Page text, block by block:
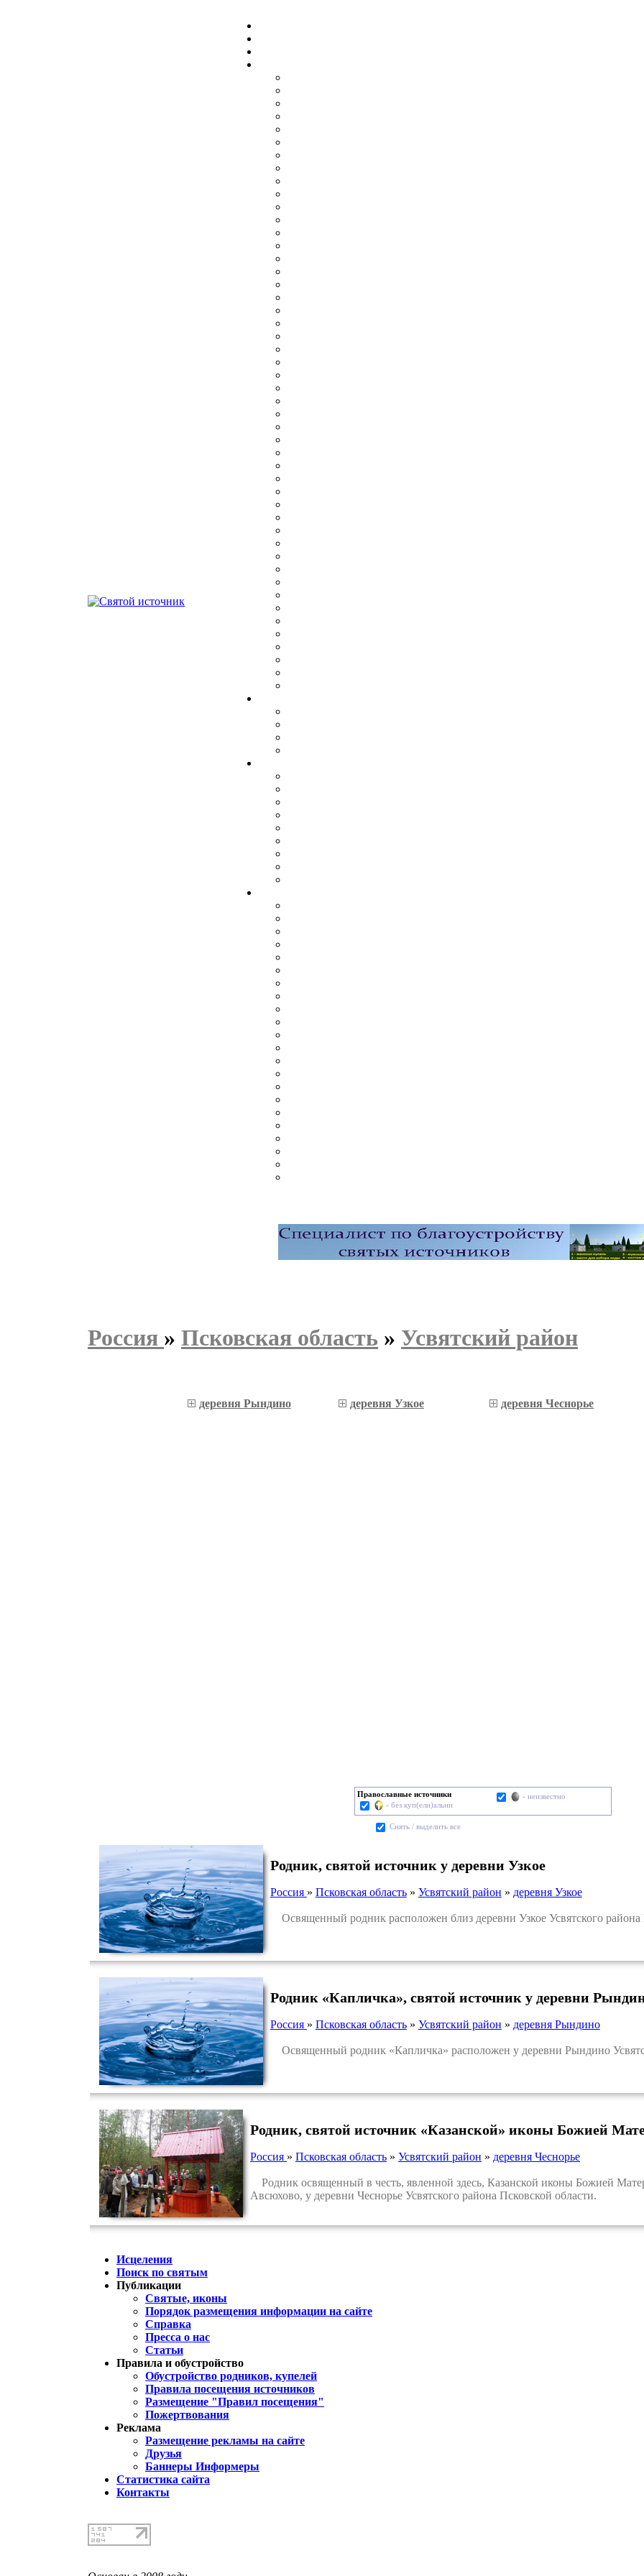
Россия » Псковская область » Усвятский район
деревня Рындино деревня Узкое деревня Чеснорье
Православные источники
- без куп(ели)альни
- неизвестно
Cнять / выделить все
Родник, святой источник у деревни Узкое
Россия » Псковская область» Усвятский район » деревня Узкое
Освященный родник расположен близ деревни Узкое Усвятского района
Родник «Капличка», святой источник у деревни
Россия » Псковская область» Усвятский район » деревня Рындино
Освященный родник «Капличка» расположен у деревни Рындино
Родник, святой источник «Казанской» иконы Божией
Россия » Псковская область » Усвятский район » деревня Чеснорье
Родник освященный в честь, явленной здесь, Казанской иконы Божией
Авсюхово, у деревни Чеснорье Усвятского района Псковской области.
Исцеления
Поиск по святым
Публикации
Святые, иконы
Порядок размещения информации на сайте
Справка
Пресса о нас
Статьи
Правила и обустройство
Обустройство родников, купелей
Правила посещения источников
Размещение "Правил посещения"
Пожертвования
Реклама
Размещение рекламы на сайте
Друзья
Баннеры Информеры
Статистика сайта
Контакты